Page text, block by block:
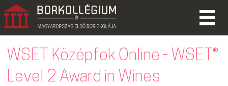
WSET Középfok Online - WSET®
Level 2 Award in Wines